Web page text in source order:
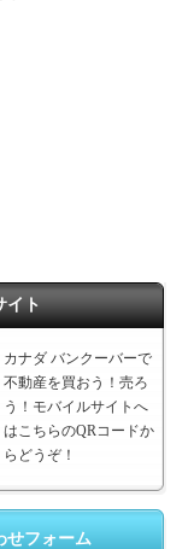
イト
カナダ バンクーバーで
不動産を買おう！売ろ
う！モバイルサイトへ
はこちらのQRコードか
らどうぞ！
せフォーム